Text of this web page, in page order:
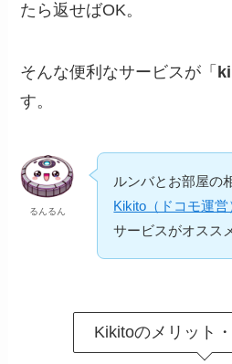
たら返せばOK。
そんな便利なサービスが「
す。
るんるん
ルンバとお部屋の
Kikito（ドコモ運営
サービスがオスス
Kikitoのメリット